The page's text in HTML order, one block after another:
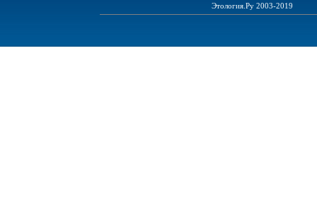
Этология.Ру 2003-2019